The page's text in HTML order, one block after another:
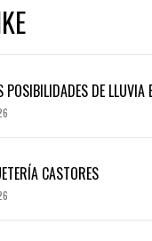
POSIBILIDADES DE LLUVIA
CASTORES